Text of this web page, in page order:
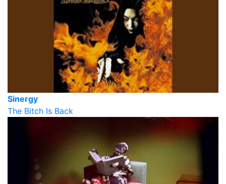
Sinergy
The Bitch Is Back